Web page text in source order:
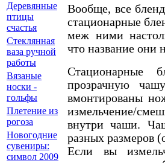
Вообще, все
стационарные
меж ними
что название они
Стационарные
прозрачную
вмонтированы
измельчение/
внутри чаши.
разных размеров
Если вы
Деревянные
птицы
счастья
Стеклянная
ваза ручной
работы
Вязаные
носки -
гольфы
Плетение из
рогоза
Новогодние
сувениры:
символ 2009